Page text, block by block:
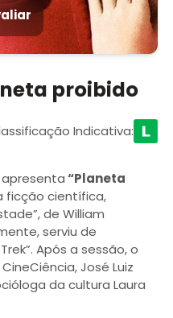
proibido
Indicativa:
apresenta“Planeta
ficção científica,
de William
serviu de
Após a sessão, o
José Luiz
da cultura Laura